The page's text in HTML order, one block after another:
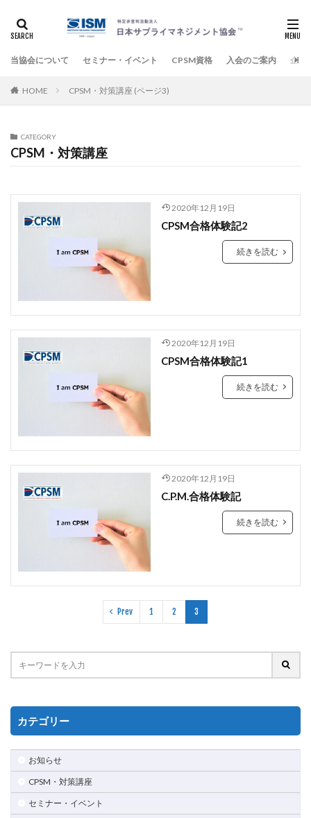
当協会について セミナー・イベント CPSM資格 入会のご案内 企業
HOME CPSM・対策講座 (ページ3)
CATEGORY
CPSM・対策講座
2020年12月19日
CPSM合格体験記2
続きを読む
2020年12月19日
CPSM合格体験記1
続きを読む
2020年12月19日
C.P.M.合格体験記
続きを読む
Prev 1 2 3
カテゴリー
お知らせ
CPSM・対策講座
セミナー・イベント